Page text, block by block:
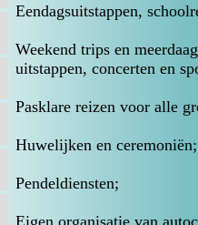
Eendagsuitstappen,
Weekend trips en
uitstappen, concerten en
Pasklare reizen voor alle
Huwelijken en ceremoniën;
Pendeldiensten;
Eigen organisatie van